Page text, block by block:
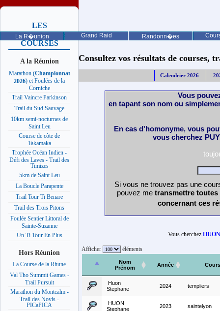
La R�union Grand Raid Randonn�es
LES
PROCHAINES
COURSES
A la Réunion
Marathon (Championnat
2026) et Foulées de la
Corniche
Trail Vaincre Parkinson
Trail du Sud Sauvage
10km semi-nocturnes de
Saint Leu
Course de côte de
Takamaka
Trophée Océan Indien -
Défi des Laves - Trail des
Timizes
5km de Saint Leu
La Boucle Parapente
Trail Tour Ti Benare
Trail des Trois Pitons
Foulée Sentier Littoral de
Sainte-Suzanne
Un Ti Tour En Plus
Hors Réunion
La Course de la Rhune
Val Tho Summit Games -
Trail Pursuit
Marathon du Montcalm -
Trail des Novis -
PICaPICA
Consultez vos résultats de courses,
Calendrier 2026
Vous
en tapant son nom ou
En cas d'homonyme, vous
vous cherchez
Si vous ne trouvez pas une
pouvez me transmettre
concernant ces
Vous cherchez
Afficher éléments
Nom
Prénom
Année
Huon
Stephane
2024 templiers
HUON
Stephane
2023 saintelyon